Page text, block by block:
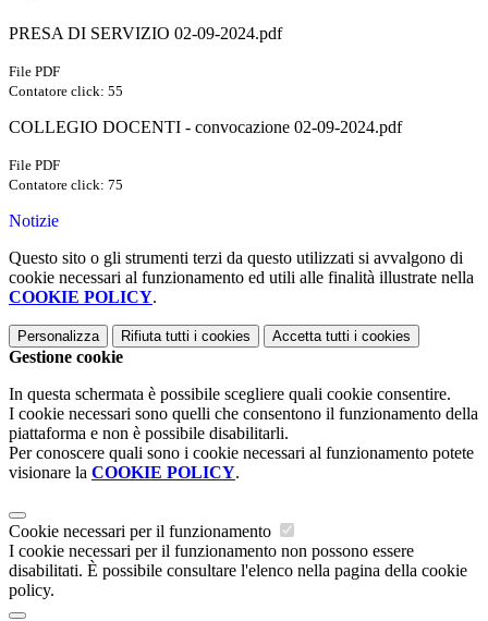
PRESA DI SERVIZIO 02-09-2024.pdf
File PDF
Contatore click: 55
COLLEGIO DOCENTI - convocazione 02-09-2024.pdf
File PDF
Contatore click: 75
Notizie
Questo sito o gli strumenti terzi da questo utilizzati si avvalgono di
cookie necessari al funzionamento ed utili alle finalità illustrate nella
COOKIE POLICY.
Personalizza Rifiuta tutti i cookies Accetta tutti i cookies
Gestione cookie
In questa schermata è possibile scegliere quali cookie consentire.
I cookie necessari sono quelli che consentono il funzionamento della
piattaforma e non è possibile disabilitarli.
Per conoscere quali sono i cookie necessari al funzionamento potete
visionare la COOKIE POLICY.
Cookie necessari per il funzionamento
I cookie necessari per il funzionamento non possono essere
disabilitati. È possibile consultare l'elenco nella pagina della cookie
policy.